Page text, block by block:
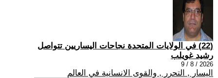
(22) في الولايات المتحدة نجاحات اليساريين تتواصل
رشيد غويلب
2026 / 8 / 9
اليسار , التحرر , والقوى الانسانية في العالم